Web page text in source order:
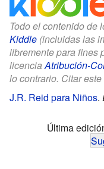
Todo el contenido de
Kiddle (incluidas las
libremente para fines
licenciaAtribución-
lo contrario. Citar
J.R. Reid para Niños.
Última